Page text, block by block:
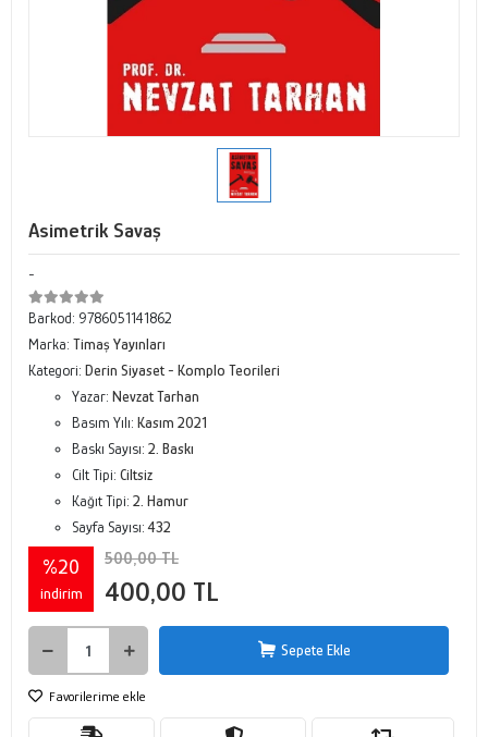
Asimetrik Savaş
-
Barkod: 9786051141862
Marka: Timaş Yayınları
Kategori: Derin Siyaset - Komplo Teorileri
Yazar: Nevzat Tarhan
Basım Yılı: Kasım 2021
Baskı Sayısı: 2. Baskı
Cilt Tipi: Ciltsiz
Kağıt Tipi: 2. Hamur
Sayfa Sayısı:432
%20
indirim
500,00 TL
400,00 TL
Sepete Ekle
Favorilerime ekle